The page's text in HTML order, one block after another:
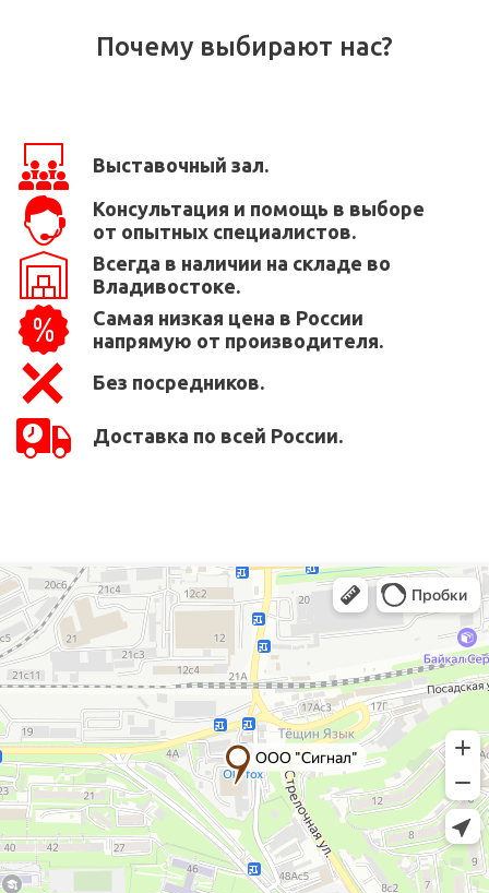
Почему выбирают нас?
Выставочный зал.
Консультация и помощь в выборе
от опытных специалистов.
Всегда в наличии на складе во
Владивостоке.
Самая низкая цена в России
напрямую от производителя.
Без посредников.
Доставка по всей России.